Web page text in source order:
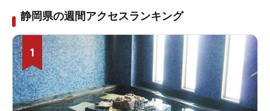
静岡県の週間アクセスランキング
1